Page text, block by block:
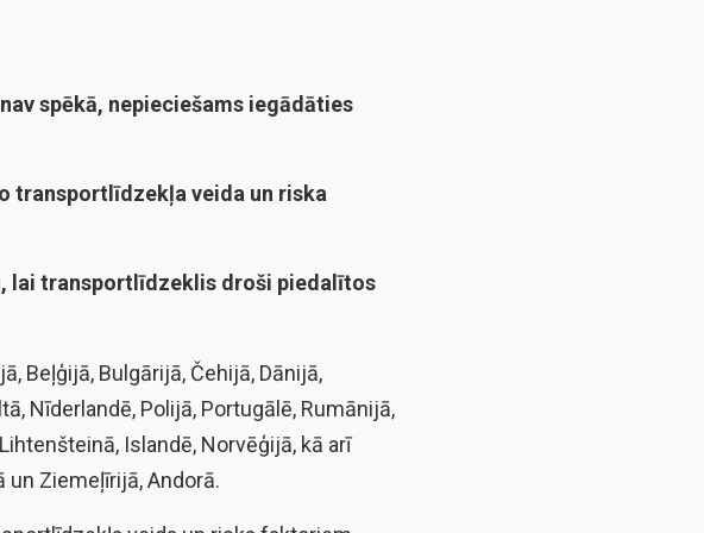
nav spēkā, nepieciešams iegādāties
transportlīdzekļa veida un riska
, lai transportlīdzeklis droši piedalītos
Beļģijā, Bulgārijā, Čehijā, Dānijā,
Nīderlandē, Polijā, Portugālē, Rumānijā,
Islandē, Norvēģijā, kā arī
un Ziemeļīrijā, Andorā.